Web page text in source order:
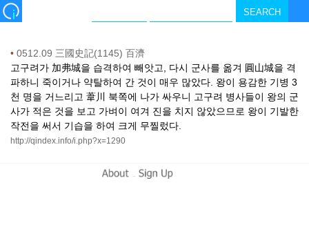
• 0512.09 三國史記(1145) 百濟
고구려가 加弗城을 습격하여 빼앗고, 다시 군사를 옮겨 圓山城을 격
파하니 죽이거나 약탈하여 간 것이 매우 많았다. 왕이 용감한 기병 3
천 명을 거느리고 葦川 북쪽에 나가 싸우니 고구려 병사들이 왕의 군
사가 적은 것을 보고 가벼이 여겨 진을 치지 않았으므로 왕이 기발한
작전을 써서 기습을 하여 크게 무찔렀다.
http://qindex.info/i.php?x=1290
-